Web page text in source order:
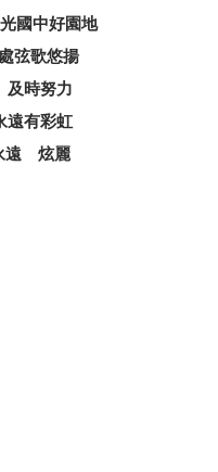
國中好園地
弦歌悠揚
時努力
有彩虹
遠 炫麗